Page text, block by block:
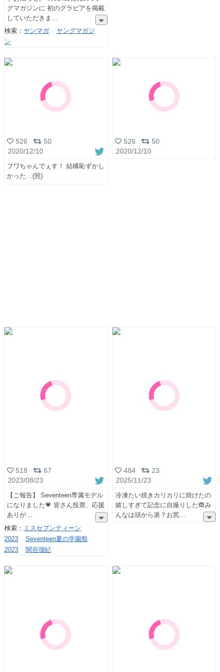
グマガジンに 初のグラビアを掲載
していただきま
検索： ヤンマガ
ヤングマガジ
ン
526
50
2020/12/10
フワちゃんでぇす！ 結構恥ずかし
かった…(照)
526
50
2020/12/10
518
67
2023/08/23
【ご報告】 Seventeen専属モデル
になりました💗 皆さん投票、応援
ありが
検索： ミスセブンティーン
2023
Seventeen夏の学園祭
2023
関谷瑠紀
484
23
2025/11/23
冷凍たい焼きカリカリに焼けたの
嬉しすぎて記念に自撮りした🙈み
んなは頭から派？お尻